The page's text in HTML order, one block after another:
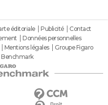
éditoriale Publicité
Contact
Données personnelles
Mentions légales
Groupe Figaro